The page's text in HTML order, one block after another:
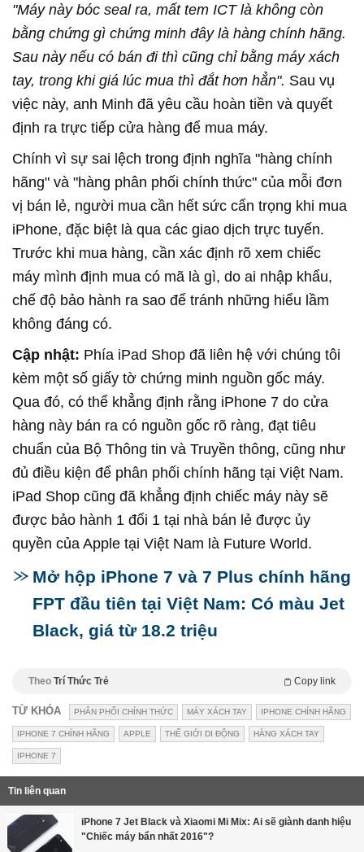
"Máy này bóc seal ra, mất tem ICT là không còn
bằng chứng gì chứng minh đây là hàng chính hãng.
Sau này nếu có bán đi thì cũng chỉ bằng máy xách
tay, trong khi giá lúc mua thì đắt hơn hẳn". Sau vụ
việc này, anh Minh đã yêu cầu hoàn tiền và quyết
định ra trực tiếp cửa hàng để mua máy.
Chính vì sự sai lệch trong định nghĩa "hàng chính
hãng" và "hàng phân phối chính thức" của mỗi đơn
vị bán lẻ, người mua cần hết sức cẩn trọng khi mua
iPhone, đặc biệt là qua các giao dịch trực tuyến.
Trước khi mua hàng, cần xác định rõ xem chiếc
máy mình định mua có mã là gì, do ai nhập khẩu,
chế độ bảo hành ra sao để tránh những hiểu lầm
không đáng có.
Cập nhật: Phía iPad Shop đã liên hệ với chúng tôi
kèm một số giấy tờ chứng minh nguồn gốc máy.
Qua đó, có thể khẳng định rằng iPhone 7 do cửa
hàng này bán ra có nguồn gốc rõ ràng, đạt tiêu
chuẩn của Bộ Thông tin và Truyền thông, cũng như
đủ điều kiện để phân phối chính hãng tại Việt Nam.
iPad Shop cũng đã khẳng định chiếc máy này sẽ
được bảo hành 1 đổi 1 tại nhà bán lẻ được ủy
quyền của Apple tại Việt Nam là Future World.
Mở hộp iPhone 7 và 7 Plus chính hãng
FPT đầu tiên tại Việt Nam: Có màu Jet
Black, giá từ 18.2 triệu
Theo Trí Thức Trẻ Copy link
TỪ KHÓA PHÂN PHỐI CHÍNH THỨC MÁY XÁCH TAY IPHONE CHÍNH HÃNG
IPHONE 7 CHÍNH HÃNG APPLE THẾ GIỚI DI ĐỘNG HÀNG XÁCH TAY
IPHONE 7
Tin liên quan
iPhone 7 Jet Black và Xiaomi Mi Mix: Ai sẽ giành danh hiệu
"Chiếc máy bẩn nhất 2016"?